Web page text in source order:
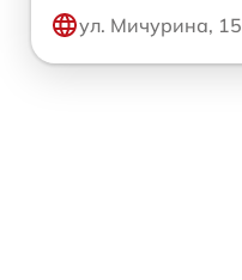
ул. Мичурина, 15